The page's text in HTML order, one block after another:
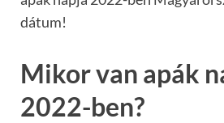
dátum!
Mikor van apák
2022-ben?